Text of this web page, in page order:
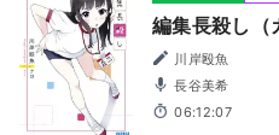
編集長殺し（
川岸殴魚
長谷美希
06:12:07